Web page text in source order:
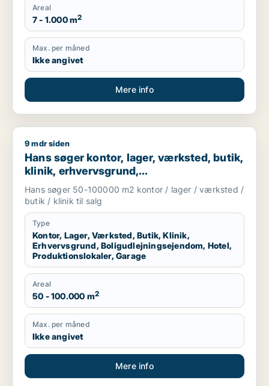
Areal
7 - 1.000 m2
Max. per måned
Ikke angivet
Mere info
Hans søger kontor, lager, værksted, butik, klinik,
9 mdr siden
Hans søger kontor, lager, værksted, butik,
klinik, erhvervsgrund,
boligudlejningsejendom, hotel,
produktionslokaler eller garage til salg i
Region Sjælland
Hans søger 50-100000 m2 kontor / lager / værksted /
butik / klinik til salg
Type
Kontor, Lager, Værksted, Butik, Klinik,
Erhvervsgrund, Boligudlejningsejendom, Hotel,
Produktionslokaler, Garage
Areal
50 - 100.000 m2
Max. per måned
Ikke angivet
Mere info